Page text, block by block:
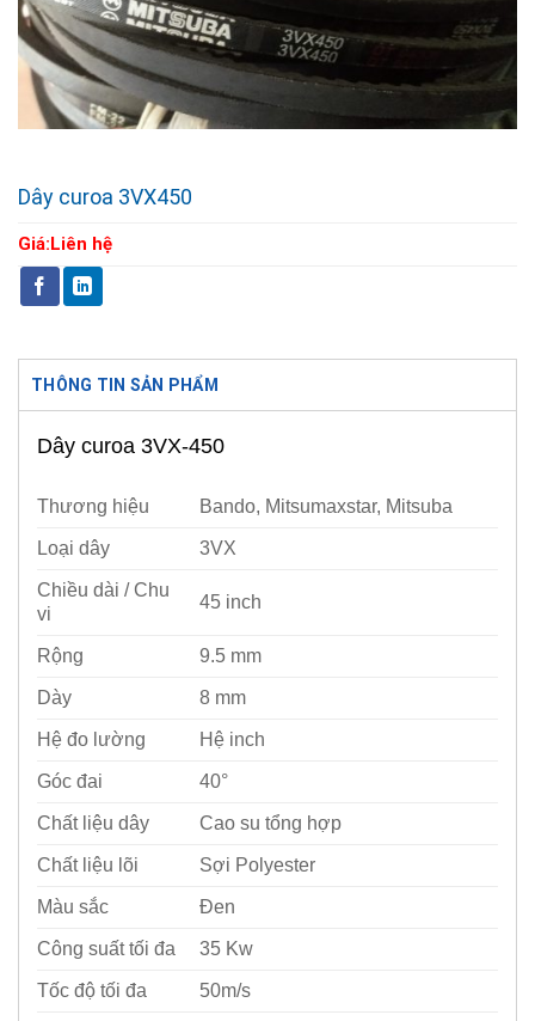
Dây curoa 3VX450
Giá: Liên hệ
THÔNG TIN SẢN PHẨM
Dây curoa 3VX-450
Thương hiệu Bando, Mitsumaxstar, Mitsuba
Loại dây 3VX
Chiều dài / Chu
vi
45 inch
Rộng 9.5 mm
Dày 8 mm
Hệ đo lường Hệ inch
Góc đai 40°
Chất liệu dây Cao su tổng hợp
Chất liệu lõi Sợi Polyester
Màu sắc Đen
Công suất tối đa 35 Kw
Tốc độ tối đa 50m/s